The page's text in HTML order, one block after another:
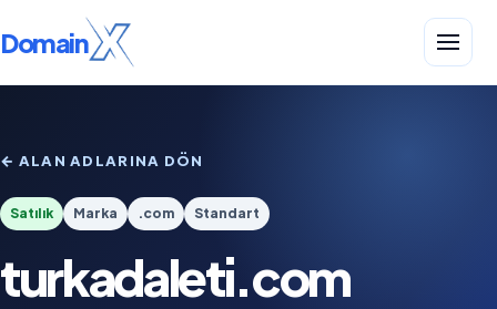
Domain
← ALAN ADLARINA DÖN
Satılık Marka .com Standart
turkadaleti.com